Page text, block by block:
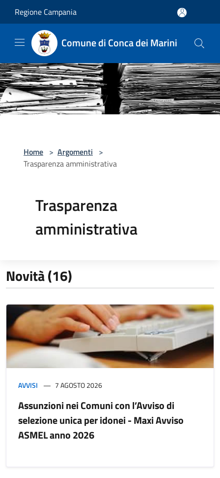
Regione Campania
Comune di Conca dei Marini
Home > Argomenti >
Trasparenza amministrativa
Trasparenza
amministrativa
Novità (16)
AVVISI 7 AGOSTO 2026
Assunzioni nei Comuni con l’Avviso di
selezione unica per idonei - Maxi Avviso
ASMEL anno 2026